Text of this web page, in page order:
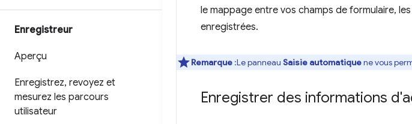
Enregistreur
Aperçu
Enregistrez, revoyez et
mesurez les parcours
utilisateur
le mappage entre vos champs de formulaire,
enregistrées.
Remarque :Le panneau Saisie automatiquene vous
Enregistrer des informations